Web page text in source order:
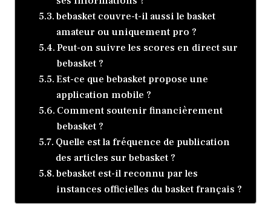
bebasket couvre-t-il aussi le basket
amateur ou uniquement pro ?
Peut-on suivre les scores en direct sur
bebasket ?
Est-ce que bebasket propose une
application mobile ?
Comment soutenir financièrement
bebasket ?
Quelle est la fréquence de publication
des articles sur bebasket ?
bebasket est-il reconnu par les
instances officielles du basket français ?